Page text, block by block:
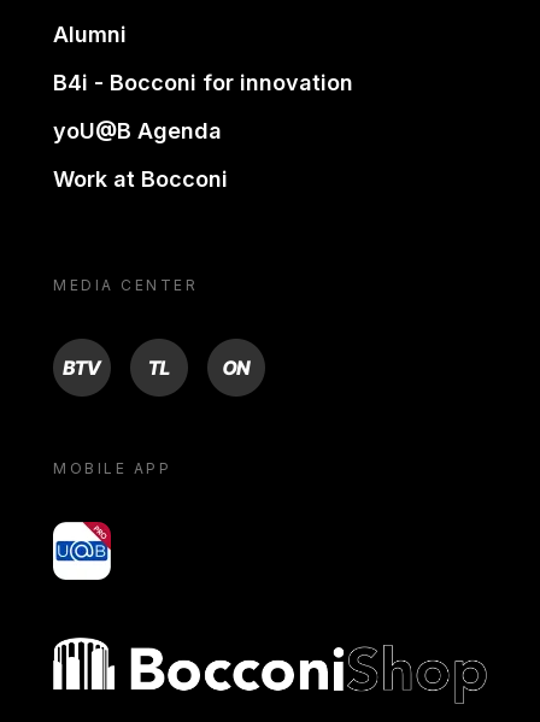
Alumni
B4i - Bocconi for innovation
yoU@B Agenda
Work at Bocconi
MEDIA CENTER
BTV TL ON
MOBILE APP
yoU@B
Bocconi shop